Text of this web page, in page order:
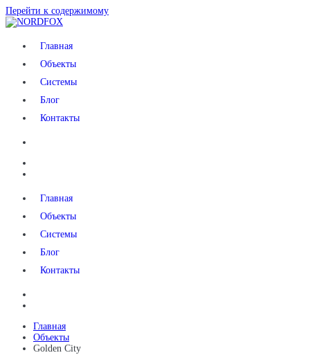
Перейти к содержимому
NORDFOXГлавная
Объекты
Системы
Блог
Контакты
Главная
Объекты
Системы
Блог
Контакты
Главная
Объекты
Golden City